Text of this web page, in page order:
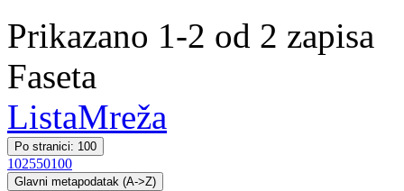
Prikazano 1-2 od 2 zapisa
Faseta
ListaMreža
Po stranici: 100
102550100
Glavni metapodatak (A->Z)